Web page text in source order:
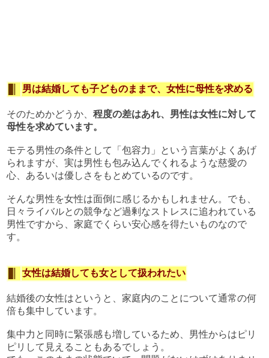
男は結婚しても子どものままで、女性に母性を求める
そのためかどうか、 程度の差はあれ、男性は女性に対して
母性を求めています。
モテる男性の条件として「包容力」という言葉がよくあげ
られますが、実は男性も包み込んでくれるような慈愛の
心、あるいは優しさをもとめているのです。
そんな男性を女性は面倒に感じるかもしれません。でも、
日々ライバルとの競争など過剰なストレスに追われている
男性ですから、家庭でくらい安心感を得たいものなので
す。
女性は結婚しても女として扱われたい
結婚後の女性はというと、家庭内のことについて通常の何
倍も集中しています。
集中力と同時に緊張感も増しているため、男性からはピリ
ピリして見えることもあるでしょう。